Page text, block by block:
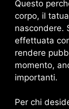
Questo
corpo, il
nascondere.
effettuata
rendere
momento,
importanti.
Per chi